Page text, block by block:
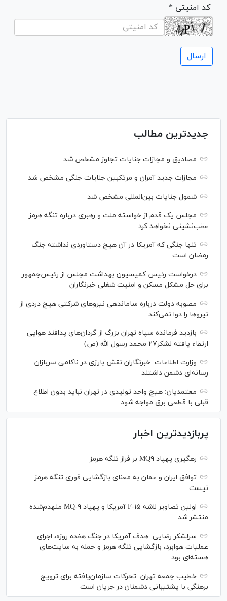
* کد امنیتی
جدیدترین مطالب
مصادیق و مجازات جنایات تجاوز مشخص شد
مجازات جدید آمران و مرتکبین جنایات جنگی مشخص شد
شمول جنایات بین‌المللی مشخص شد
مجلس یک قدم از خواسته ملت و رهبری درباره تنگه هرمز
عقب‌نشینی نخواهد کرد
تنها جنگی که آمریکا در آن هیچ دستاوردی نداشته جنگ
رمضان است
درخواست رئیس کمیسیون بهداشت مجلس از رئیس‌جمهور
برای حل مشکل مسکن و امنیت شغلی خبرنگاران
مصوبه دولت درباره ساماندهی نیرو‌های شرکتی هیچ دردی از
نیرو‌ها را دوا نمی‌کند
بازدید فرمانده سپاه تهران بزرگ از گردان‌های پدافند هوایی
ارتقاء یافته لشکر۲۷ محمد رسول الله (ص)
وزارت اطلاعات: خبرنگاران نقش بارزی در ناکامی سربازان
رسانه‌ای دشمن داشتند
معتمدیان: هیچ واحد تولیدی در تهران نباید بدون اطلاع
قبلی با قطعی برق مواجه شود
پربازدیدترین اخبار
رهگیری پهپاد MQ۹ بر فراز تنگه هرمز
توافق ایران و عمان به معنای بازگشایی فوری تنگه هرمز
نیست
اولین تصاویر لاشه F-۱۵ آمریکا و پهپاد MQ-۹ منهدم‌شده
منتشر شد
سرلشکر رضایی: هدف آمریکا در جنگ هفده روزه، اجرای
عملیات هوابرد، بازگشایی تنگه هرمز و حمله به سایت‌های
هسته‌ای بود
خطیب جمعه تهران: تحرکات سازمان‌یافته برای ترویج
برهنگی با پشتیبانی دشمنان در جریان است